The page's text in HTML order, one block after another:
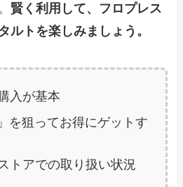
賢く利用して、フロプレス
ルトを楽しみましょう。
入が基本
を狙ってお得にゲットす
トアでの取り扱い状況